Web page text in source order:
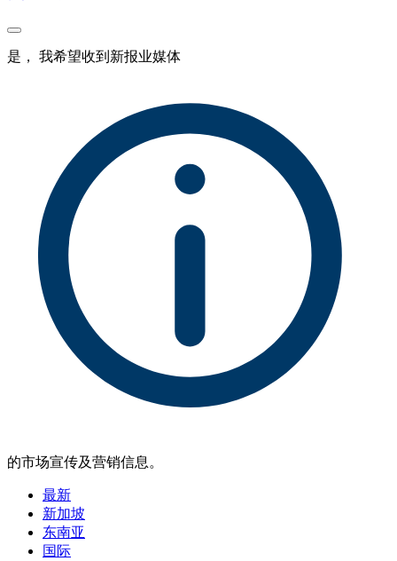
是， 我希望收到新报业媒体
的市场宣传及营销信息。
最新
新加坡
东南亚
国际